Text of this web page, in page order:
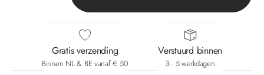
Gratis verzending
Binnen NL & BE vanaf € 50
Verstuurd binnen
3 - 5 werkdagen